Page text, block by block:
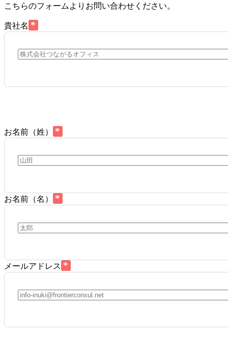
こちらのフォームよりお問い合わせください。
貴社名 *
お名前（姓） *
お名前（名） *
メールアドレス *